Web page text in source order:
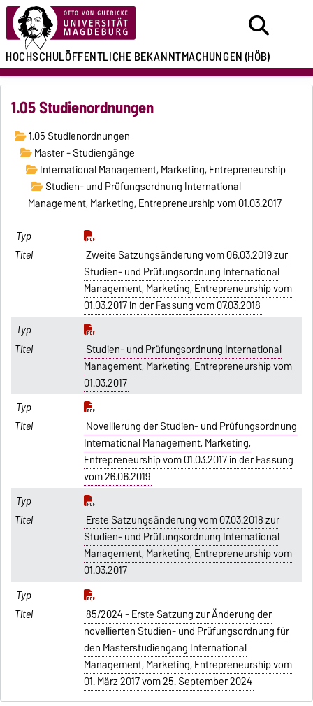
HOCHSCHULÖFFENTLICHEBEKANNTMACHUNGEN(HÖB)
1.05 Studienordnungen
1.05 Studienordnungen
Master - Studiengänge
International Management, Marketing, Entrepreneurship
Studien- und Prüfungsordnung International
Management, Marketing, Entrepreneurship vom 01.03.2017
Zweite Satzungsänderung vom 06.03.2019 zur
Studien- und Prüfungsordnung International
Management, Marketing, Entrepreneurship vom
01.03.2017 in der Fassung vom 07.03.2018
Studien- und Prüfungsordnung International
Management, Marketing, Entrepreneurship vom
01.03.2017
Novellierung der Studien- und Prüfungsordnung
International Management, Marketing,
Entrepreneurship vom 01.03.2017 in der Fassung
vom 26.06.2019
Erste Satzungsänderung vom 07.03.2018 zur
Studien- und Prüfungsordnung International
Management, Marketing, Entrepreneurship vom
01.03.2017
85/2024 - Erste Satzung zur Änderung der
novellierten Studien- und Prüfungsordnung für
den Masterstudiengang International
Management, Marketing, Entrepreneurship vom
01. März 2017 vom 25. September 2024